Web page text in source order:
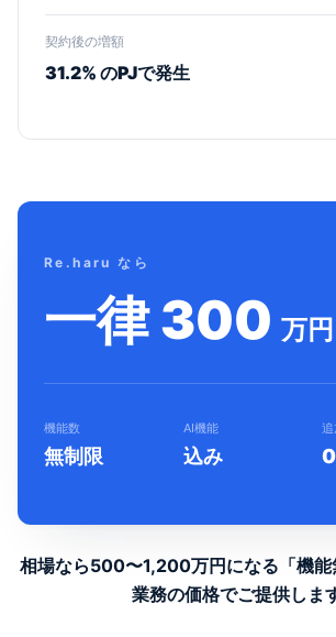
契約後の増額
31.2% のPJで発生
Re.haru なら
一律 300 万円
機能数
無制限
AI機能
込み
相場なら500〜1,200万円になる「機能
業務の価格でご提供しま